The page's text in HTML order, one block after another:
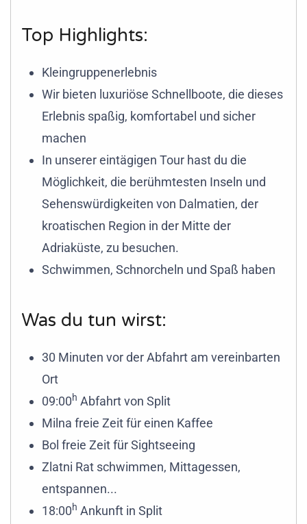
Top Highlights:
Kleingruppenerlebnis
Wir bieten luxuriöse Schnellboote, die dieses
Erlebnis spaßig, komfortabel und sicher
machen
In unserer eintägigen Tour hast du die
Möglichkeit, die berühmtesten Inseln und
Sehenswürdigkeiten von Dalmatien, der
kroatischen Region in der Mitte der
Adriaküste, zu besuchen.
Schwimmen, Schnorcheln und Spaß haben
Was du tun wirst:
30 Minuten vor der Abfahrt am vereinbarten
Ort
09:00h Abfahrt von Split
Milna freie Zeit für einen Kaffee
Bol freie Zeit für Sightseeing
Zlatni Rat schwimmen, Mittagessen,
entspannen...
18:00h Ankunft in Split